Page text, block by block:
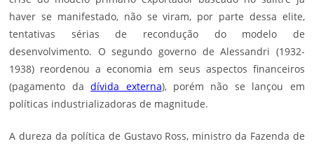
haver se manifestado, não se viram, por parte dessa elite,
tentativas sérias de recondução do modelo de
desenvolvimento. O segundo governo de Alessandri (1932-
1938) reordenou a economia em seus aspectos financeiros
(pagamento dadívida externa), porém não se lançou em
políticas industrializadoras de magnitude.
A dureza da política de Gustavo Ross, ministro da Fazenda de